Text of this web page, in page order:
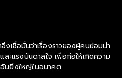
งเชื่อมั่นว่าเรื่องราวของผู้คนย่อมนำ
ละแรงบันดาลใจ เพื่อก่อให้เกิดความ
นยิ่งใหญ่ในอนาคต